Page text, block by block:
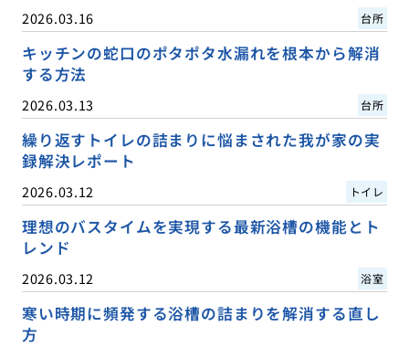
2026.03.16 台所
キッチンの蛇口のポタポタ水漏れを根本から解消
する方法
2026.03.13 台所
繰り返すトイレの詰まりに悩まされた我が家の実
録解決レポート
2026.03.12 トイレ
理想のバスタイムを実現する最新浴槽の機能とト
レンド
2026.03.12 浴室
寒い時期に頻発する浴槽の詰まりを解消する直し
方